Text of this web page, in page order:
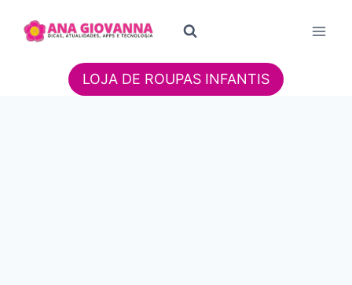
para
LOJA DE ROUPAS INFANTIS